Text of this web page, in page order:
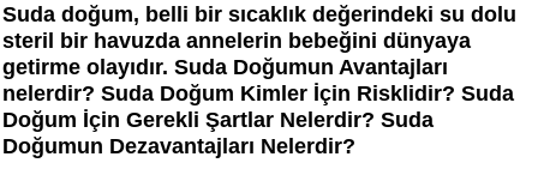
Suda doğum, belli bir sıcaklık değerindeki su dolu
steril bir havuzda annelerin bebeğini dünyaya
getirme olayıdır. Suda Doğumun Avantajları
nelerdir? Suda Doğum Kimler İçin Risklidir? Suda
Doğum İçin Gerekli Şartlar Nelerdir? Suda
Doğumun Dezavantajları Nelerdir?